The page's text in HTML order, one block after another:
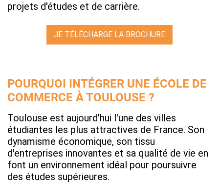
projets d'études et de carrière.
JE TÉLÉCHARGE LA BROCHURE
POURQUOI INTÉGRER UNE ÉCOLE DE
COMMERCE À TOULOUSE ?
Toulouse est aujourd'hui l'une des villes
étudiantes les plus attractives de France. Son
dynamisme économique, son tissu
d'entreprises innovantes et sa qualité de vie en
font un environnement idéal pour poursuivre
des études supérieures.